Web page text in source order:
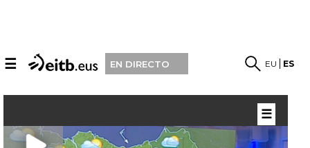
☰ EN DIRECTO EU ES
☰